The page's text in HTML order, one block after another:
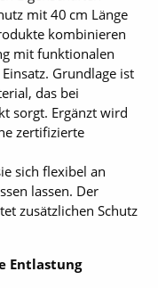
mit 40 cm Länge
kombinieren
mit funktionalen
Grundlage ist
das bei
sorgt. Ergänzt wird
zertifizierte
sich flexibel an
lassen. Der
zusätzlichen Schutz
Entlastung